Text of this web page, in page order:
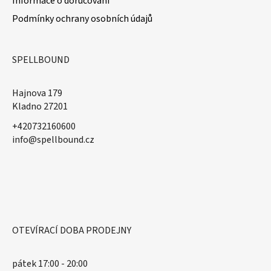
Podmínky ochrany osobních údajů
SPELLBOUND
Hajnova 179
Kladno 27201
+420732160600
​info@spellbound.cz
OTEVÍRACÍ DOBA PRODEJNY
pátek 17:00 - 20:00